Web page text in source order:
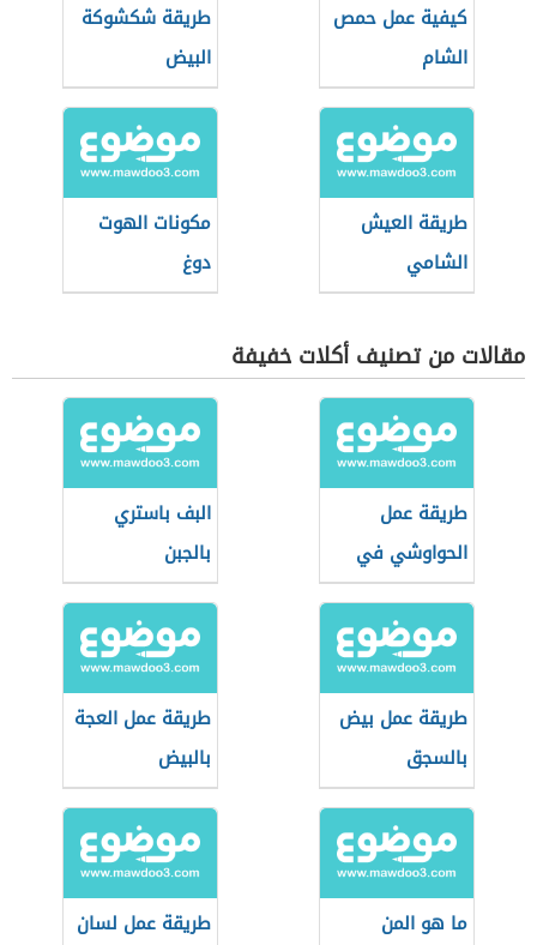
كيفية عمل حمص
الشام
طريقة شكشوكة
البيض
طريقة العيش
الشامي
مكونات الهوت
دوغ
مقالات من تصنيف أكلات خفيفة
طريقة عمل
الحواوشي في
البيت
البف باستري
بالجبن
طريقة عمل بيض
بالسجق
طريقة عمل العجة
بالبيض
والبقدونس
ما هو المن
طريقة عمل لسان